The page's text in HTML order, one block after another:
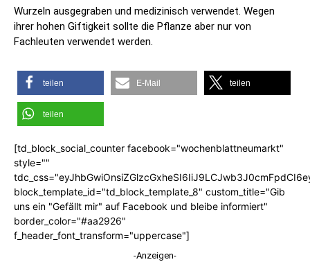
Wurzeln ausgegraben und medizinisch verwendet. Wegen
ihrer hohen Giftigkeit sollte die Pflanze aber nur von
Fachleuten verwendet werden.
teilen E-Mail teilen
teilen
[td_block_social_counter facebook="wochenblattneumarkt"
style=""
block_template_id="td_block_template_8" custom_title="Gib
uns ein "Gefällt mir" auf Facebook und bleibe informiert"
border_color="#aa2926"
f_header_font_transform="uppercase"]
-Anzeigen-